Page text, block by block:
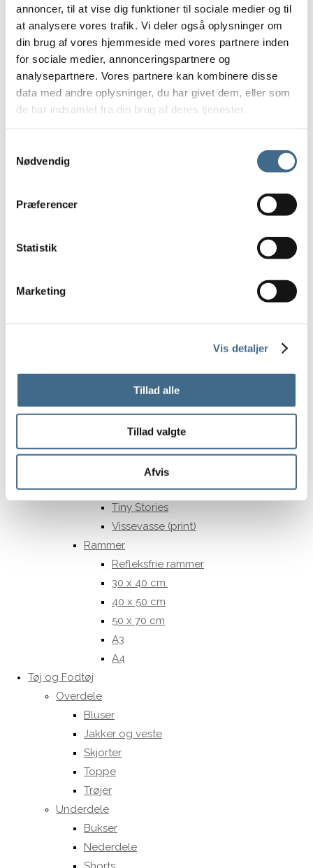
annoncer, til at vise dig funktioner til sociale medier og til
at analysere vores trafik. Vi deler også oplysninger om
din brug af vores hjemmeside med vores partnere inden
for sociale medier, annonceringspartnere og
analysepartnere. Vores partnere kan kombinere disse
data med andre oplysninger, du har givet dem, eller som
de har indsamlet fra din brug af deres tjenester.
Nødvendig
Præferencer
Statistik
Marketing
Vis detaljer
Tillad alle
Tillad valgte
Afvis
15 cm.
Opbevaring
Kurve
Potter og krukker
Underskåle Berit
35 cm
Bergs Potter – Julie
Tæpper og plaider
Viskestykker og grydelapper
Print og Rammer
ATWS
Nynne Rosenvinge
Paper Collective
Tiny Stories
Vissevasse (print)
Rammer
Refleksfrie rammer
30 x 40 cm.
40 x 50 cm
50 x 70 cm
A3
A4
Tøj og Fodtøj
Overdele
Bluser
Jakker og veste
Skjorter
Toppe
Trøjer
Underdele
Bukser
Nederdele